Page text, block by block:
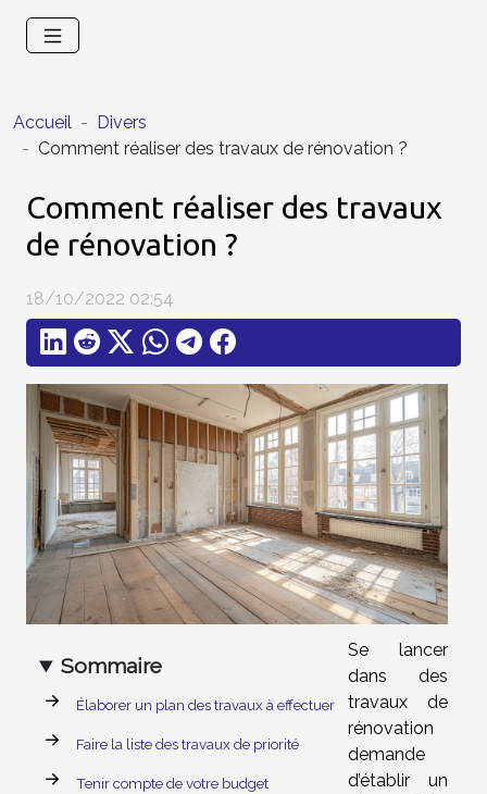
Accueil
Divers
Comment réaliser des travaux de rénovation ?
Comment réaliser des travaux
de rénovation ?
18/10/2022 02:54
Sommaire
Élaborer un plan des travaux à effectuer
Faire la liste des travaux de priorité
Tenir compte de votre budget
Se lancer
dans des
travaux de
rénovation
demande
d’établir un